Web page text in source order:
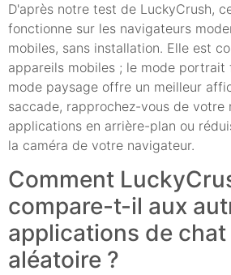
D'après notre test de LuckyCrush,
fonctionne sur les navigateurs
mobiles, sans installation. Elle est
appareils mobiles ; le mode portrait
mode paysage offre un meilleur
saccade, rapprochez-vous de votre
applications en arrière-plan ou
la caméra de votre navigateur.
Comment
compare-t-il aux
applications de
aléatoire ?